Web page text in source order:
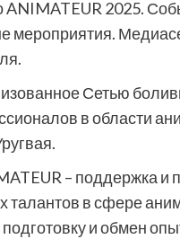
ANIMATEUR 2025.
мероприятия.
Сетью
в области
– поддержка
талантов в сфере
и обмен